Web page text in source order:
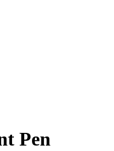
Pen